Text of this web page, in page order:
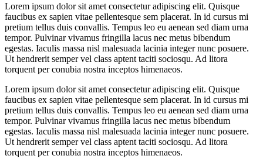
Lorem ipsum dolor sit amet consectetur adipiscing elit. Quisque
faucibus ex sapien vitae pellentesque sem placerat. In id cursus mi
pretium tellus duis convallis. Tempus leo eu aenean sed diam urna
tempor. Pulvinar vivamus fringilla lacus nec metus bibendum
egestas. Iaculis massa nisl malesuada lacinia integer nunc posuere.
Ut hendrerit semper vel class aptent taciti sociosqu. Ad litora
torquent per conubia nostra inceptos himenaeos.
Lorem ipsum dolor sit amet consectetur adipiscing elit. Quisque
faucibus ex sapien vitae pellentesque sem placerat. In id cursus mi
pretium tellus duis convallis. Tempus leo eu aenean sed diam urna
tempor. Pulvinar vivamus fringilla lacus nec metus bibendum
egestas. Iaculis massa nisl malesuada lacinia integer nunc posuere.
Ut hendrerit semper vel class aptent taciti sociosqu. Ad litora
torquent per conubia nostra inceptos himenaeos.